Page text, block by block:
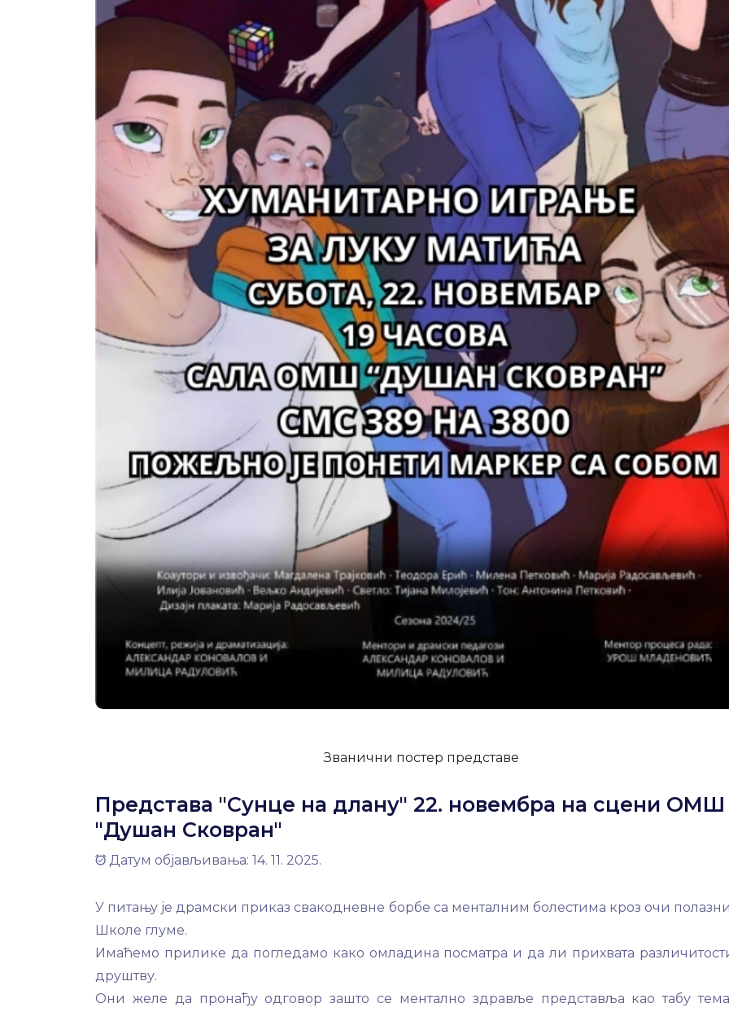
Званични постер представе
Представа "Сунце на длану" 22. новембра на сцени ОМШ
"Душан Сковран"
Датум објављивања: 14. 11. 2025.
У питању је драмски приказ свакодневне борбе са менталним болестима кроз очи
Школе глуме.
Имаћемо прилике да погледамо како омладина посматра и да ли прихвата
друштву.
Они желе да пронађу одговор зашто се ментално здравље представља као табу